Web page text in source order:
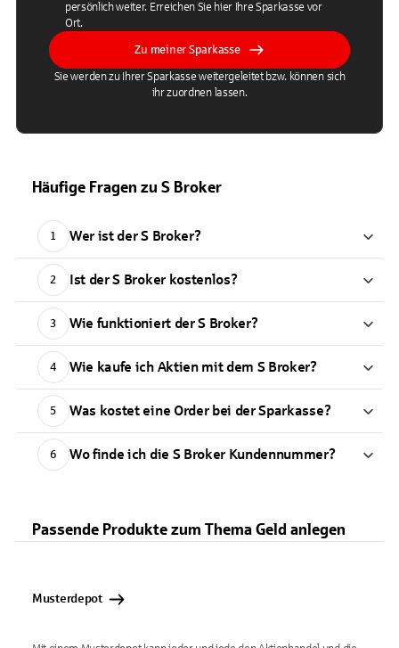
persönlich weiter. Erreichen Sie hier Ihre Sparkasse vor
Ort.
Zu meiner Sparkasse
Sie werden zu Ihrer Sparkasse weitergeleitet bzw. können sich
ihr zuordnen lassen.
Häufige Fragen zu S Broker
1 Wer ist der S Broker?
2 Ist der S Broker kostenlos?
3 Wie funktioniert der S Broker?
4 Wie kaufe ich Aktien mit dem S Broker?
5 Was kostet eine Order bei der Sparkasse?
6 Wo finde ich die S Broker Kundennummer?
Passende Produkte zum Thema Geld anlegen
Musterdepot